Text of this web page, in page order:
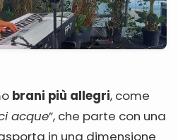
brani più allegri, come
acque”, che parte con una